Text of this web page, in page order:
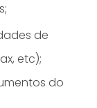
de
etc);
do